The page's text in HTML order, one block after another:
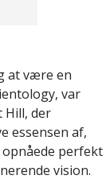
at være en
var
Hill, der
essensen af,
perfekt
vision.